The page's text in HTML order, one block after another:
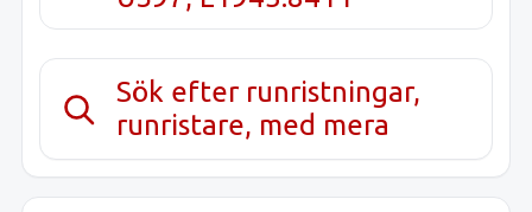
Sök efter runristningar,
runristare, med mera